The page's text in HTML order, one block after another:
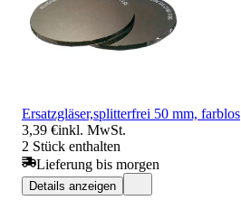
Ersatzgläser,splitterfrei 50 mm, farblos
3,39 €inkl. MwSt.
2 Stück enthalten
Lieferung bis morgen
Details anzeigen